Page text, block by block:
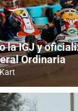
la IGJ y
Ordinaria